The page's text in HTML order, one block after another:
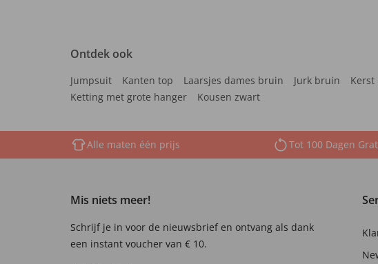
Ontdek ook
Jumpsuit Kanten top Laarsjes dames bruin Jurk bruin Kerst
Ketting met grote hanger
Kousen zwart
Alle maten één prijs Tot 100 Dagen
Mis niets meer!
Schrijf je in voor de nieuwsbrief en ontvang als dank
een instant voucher van € 10.